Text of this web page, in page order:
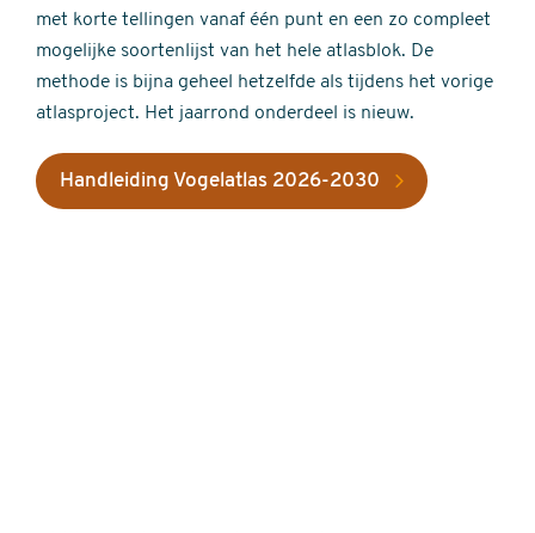
met korte tellingen vanaf één punt en een zo compleet
mogelijke soortenlijst van het hele atlasblok. De
methode is bijna geheel hetzelfde als tijdens het vorige
atlasproject. Het jaarrond onderdeel is nieuw.
Handleiding Vogelatlas 2026-2030